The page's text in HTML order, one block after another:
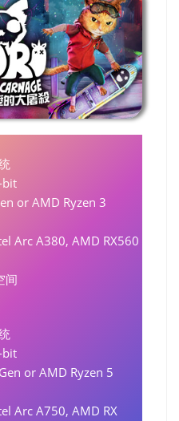
bit
or AMD Ryzen 3
Arc A380, AMD RX560
间
bit
or AMD Ryzen 5
Arc A750, AMD RX